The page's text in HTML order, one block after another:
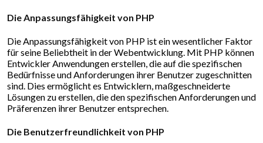
Die Anpassungsfähigkeit von PHP
Die Anpassungsfähigkeit von PHP ist ein wesentlicher Faktor
für seine Beliebtheit in der Webentwicklung. Mit PHP können
Entwickler Anwendungen erstellen, die auf die spezifischen
Bedürfnisse und Anforderungen ihrer Benutzer zugeschnitten
sind. Dies ermöglicht es Entwicklern, maßgeschneiderte
Lösungen zu erstellen, die den spezifischen Anforderungen und
Präferenzen ihrer Benutzer entsprechen.
Die Benutzerfreundlichkeit von PHP